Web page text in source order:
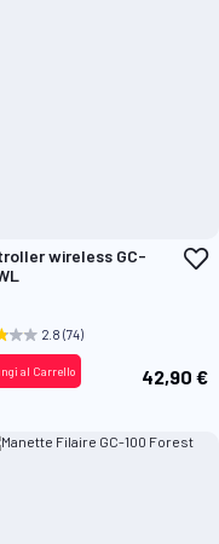
wireless GC-
2.8 (74)
42,90 €
al Carrello